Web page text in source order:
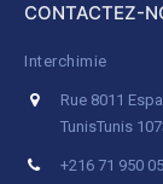
CONTACTEZ-
Interchimie
Rue 8011
TunisTunis
+216 71 950